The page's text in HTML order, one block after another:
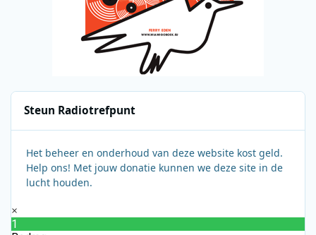
Steun Radiotrefpunt
Het beheer en onderhoud van deze website kost geld.
Help ons! Met jouw donatie kunnen we deze site in de
lucht houden.